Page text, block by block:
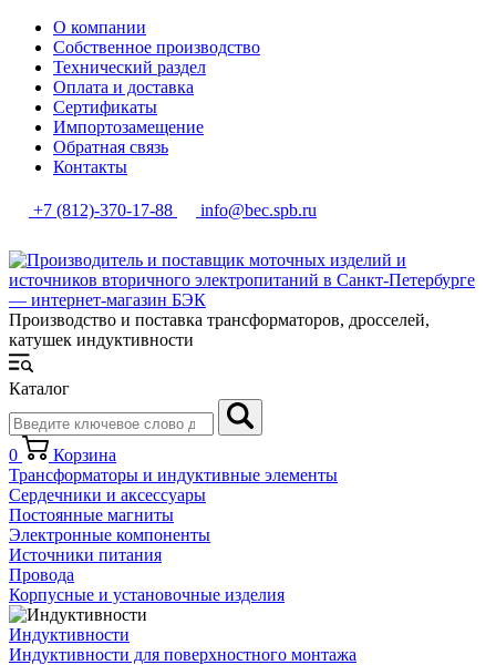
О компании
Собственное производство
Технический раздел
Оплата и доставка
Сертификаты
Импортозамещение
Обратная связь
Контакты
+7 (812)-370-17-88 info@bec.spb.ru
Производство и поставка трансформаторов, дросселей,
катушек индуктивности
Каталог
0
Корзина
Трансформаторы и индуктивные элементы
Сердечники и аксессуары
Постоянные магниты
Электронные компоненты
Источники питания
Провода
Корпусные и установочные изделия
Индуктивности
Индуктивности для поверхностного монтажа